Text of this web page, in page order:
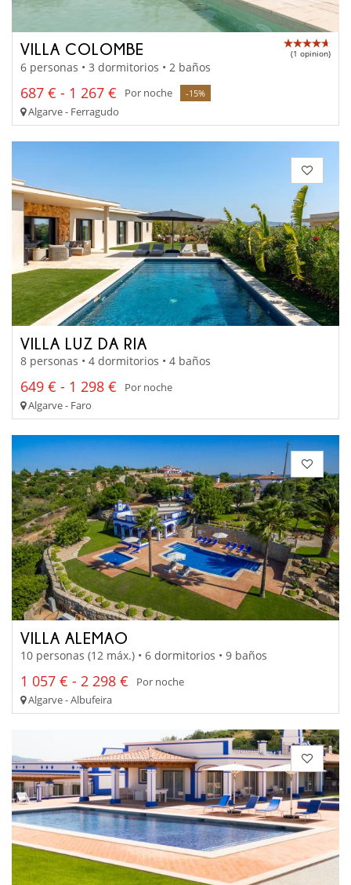
VILLA COLOMBE (1 opinion)
6 personas • 3 dormitorios • 2 baños
687 € - 1 267 € Por noche -15%
Algarve - Ferragudo
VILLA LUZ DA RIA
8 personas • 4 dormitorios • 4 baños
649 € - 1 298 €
Por noche
Algarve - Faro
VILLA ALEMAO
10 personas (12 máx.) • 6 dormitorios • 9 baños
1 057 € - 2 298 €
Por noche
Algarve - Albufeira